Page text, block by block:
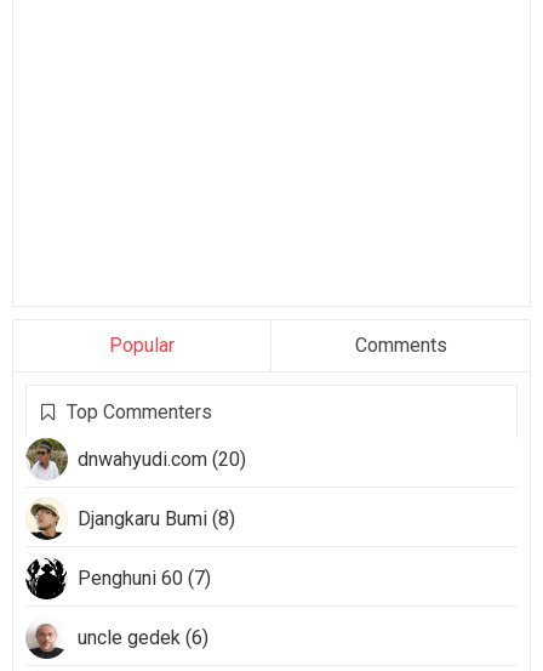
Popular Comments
Top Commenters
dnwahyudi.com (20)
Djangkaru Bumi (8)
Penghuni 60 (7)
uncle gedek (6)